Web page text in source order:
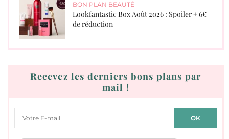
BON PLAN BEAUTÉ
Lookfantastic Box Août 2026 : Spoiler + 6€
de réduction
Recevez les derniers bons plans par
mail !